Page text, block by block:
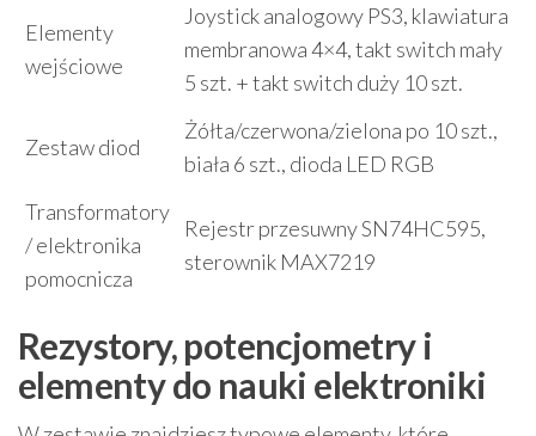
Elementy
wejściowe
Joystick analogowy PS3, klawiatura
membranowa 4×4, takt switch mały
5 szt. + takt switch duży 10 szt.
Zestaw diod
Żółta/czerwona/zielona po 10 szt.,
biała 6 szt., dioda LED RGB
Transformatory
/ elektronika
pomocnicza
Rejestr przesuwny SN74HC595,
sterownik MAX7219
Rezystory, potencjometry i
elementy do nauki elektroniki